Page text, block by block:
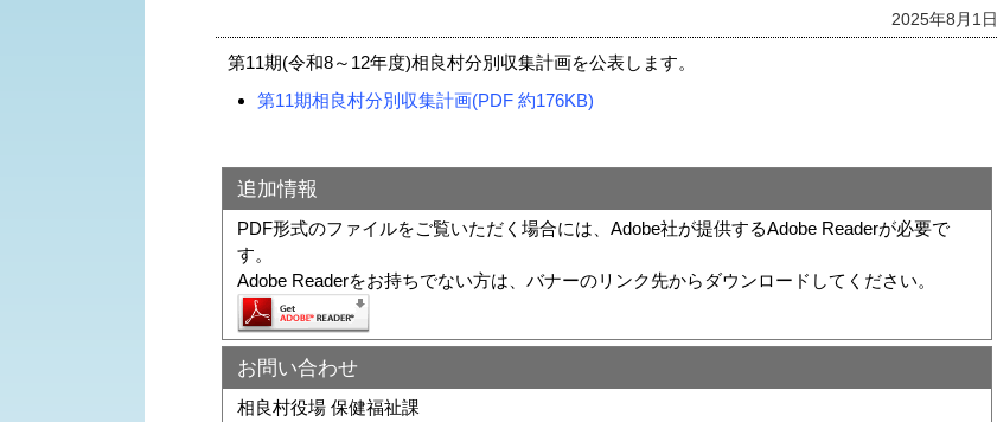
2025年8月1日
第11期(令和8～12年度)相良村分別収集計画を公表します。
第11期相良村分別収集計画(PDF 約176KB)
追加情報
PDF形式のファイルをご覧いただく場合には、Adobe社が提供するAdobe Readerが必要で
す。
Adobe Readerをお持ちでない方は、バナーのリンク先からダウンロードしてください。
お問い合わせ
相良村役場 保健福祉課